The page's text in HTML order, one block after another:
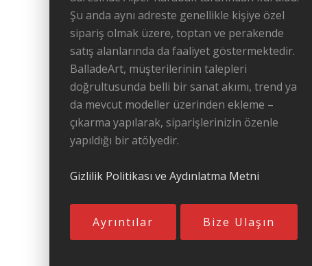
Şu anda aynı adreste genellikle kişiye özel
sipariş olmak üzere, toptan ve perakende
satış alanlarında da faaliyet göstermektedir.
BalladeArt, müşterilerinin talepleri
doğrultusunda belli bir sanat akımı, trend ya
da mevcut modeller üzerinden ekleme –
çıkarma yapılarak, siparişlerinizin özenle
yapıldığı bir atölyedir.
Gizlilik Politikası ve Aydınlatma Metni
Ayrıntılar Bize Ulaşın